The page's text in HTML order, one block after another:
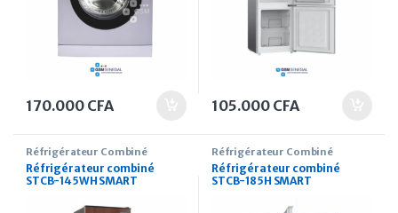
170.000 CFA 105.000 CFA
Réfrigérateur Combiné
Réfrigérateur combiné
STCB-145WH SMART
Réfrigérateur Combiné
Réfrigérateur combiné
STCB-185H SMART